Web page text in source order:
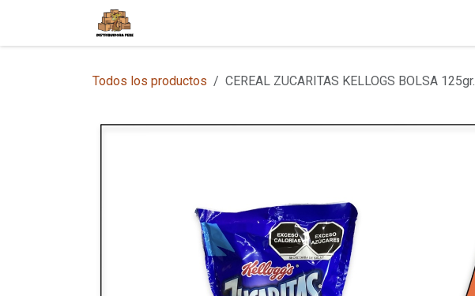
Todos los productos CEREAL ZUCARITAS KELLOGS BOLSA 125gr.